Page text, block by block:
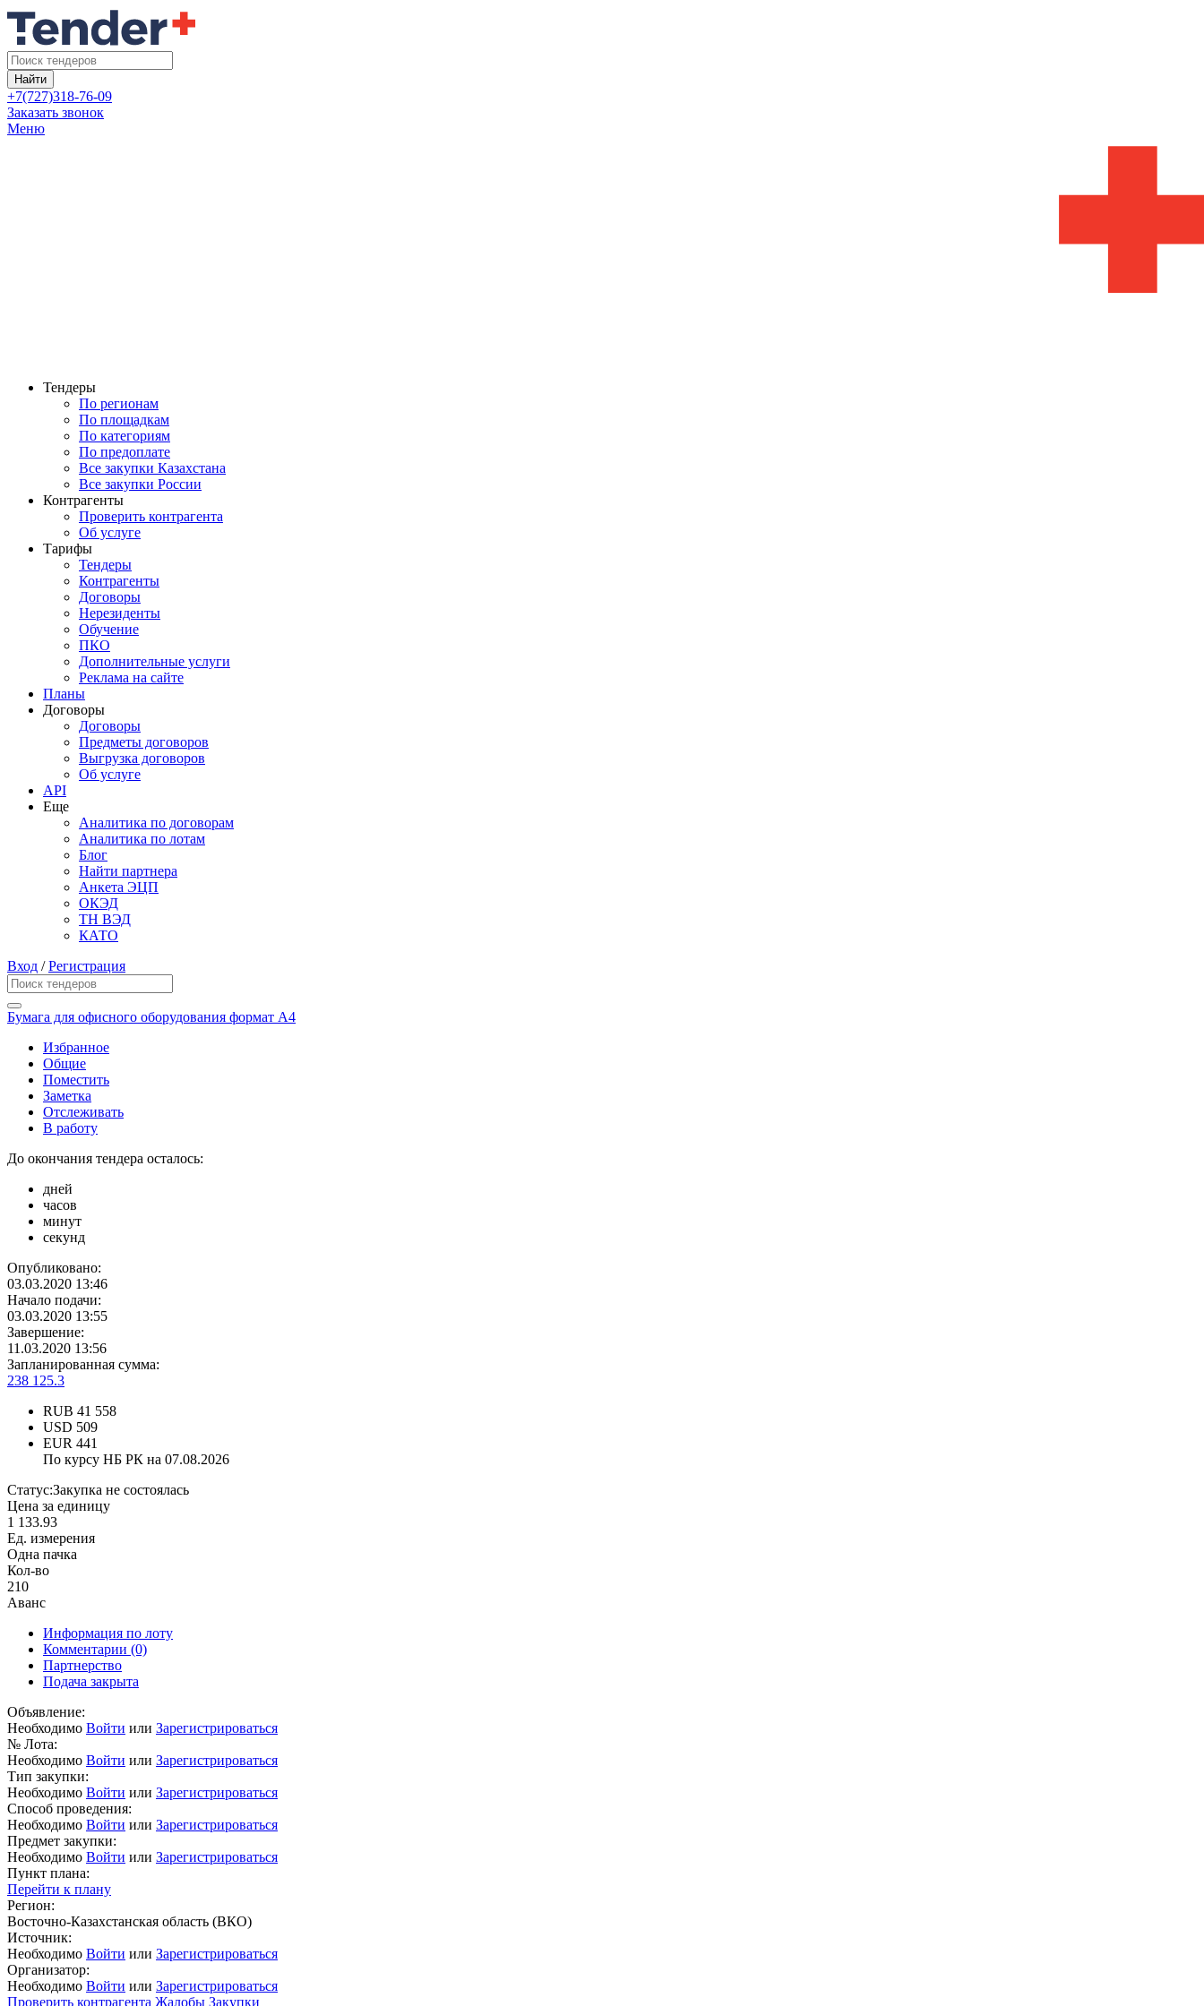
Найти
+7(727)318-76-09
Заказать звонок
Меню
Тендеры
По регионам
По площадкам
По категориям
По предоплате
Все закупки Казахстана
Все закупки России
Контрагенты
Проверить контрагента
Об услуге
Тарифы
Тендеры
Контрагенты
Договоры
Нерезиденты
Обучение
ПКО
Дополнительные услуги
Реклама на сайте
Планы
Договоры
Договоры
Предметы договоров
Выгрузка договоров
Об услуге
API
Еще
Аналитика по договорам
Аналитика по лотам
Блог
Найти партнера
Анкета ЭЦП
ОКЭД
ТН ВЭД
КАТО
Вход /Регистрация
Бумага для офисного оборудования формат А4
Избранное
Общие
Поместить
Заметка
Отслеживать
В работу
До окончания тендера осталось:
дней
часов
минут
секунд
Опубликовано:
03.03.2020 13:46
Начало подачи:
03.03.2020 13:55
Завершение:
11.03.2020 13:56
Запланированная сумма:
238 125.3
RUB 41 558
USD 509
EUR 441
По курсу НБ РК на 07.08.2026
Статус:Закупка не состоялась
Цена за единицу
1 133.93
Ед. измерения
Одна пачка
Кол-во
210
Аванс
Информация по лоту
Комментарии (0)
Партнерство
Подача закрыта
Объявление:
Необходимо Войти или Зарегистрироваться
№ Лота:
Необходимо Войти или Зарегистрироваться
Тип закупки:
Необходимо Войти или Зарегистрироваться
Способ проведения:
Необходимо Войти или Зарегистрироваться
Предмет закупки:
Необходимо Войти или Зарегистрироваться
Пункт плана:
Перейти к плану
Регион:
Восточно-Казахстанская область (ВКО)
Источник:
Необходимо Войти или Зарегистрироваться
Организатор:
Необходимо Войти или Зарегистрироваться
Проверить контрагента Жалобы Закупки